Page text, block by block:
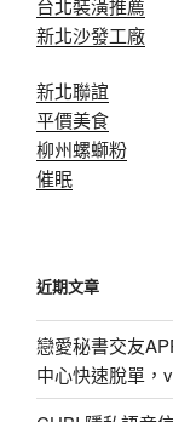
新北沙發工廠
新北聯誼
平價美食
柳州螺螄粉
催眠
近期文章
戀愛秘書交友
中心快速脫單，